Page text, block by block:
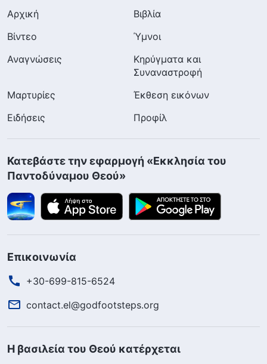
Αρχική
Βιβλία
Βίντεο
Ύμνοι
Αναγνώσεις
Κηρύγματα και
Συναναστροφή
Μαρτυρίες
Έκθεση εικόνων
Ειδήσεις
Προφίλ
Κατεβάστε την εφαρμογή «Εκκλησία του
Παντοδύναμου Θεού»
Επικοινωνία
+30-699-815-6524
contact.el@godfootsteps.org
Η βασιλεία του Θεού κατέρχεται